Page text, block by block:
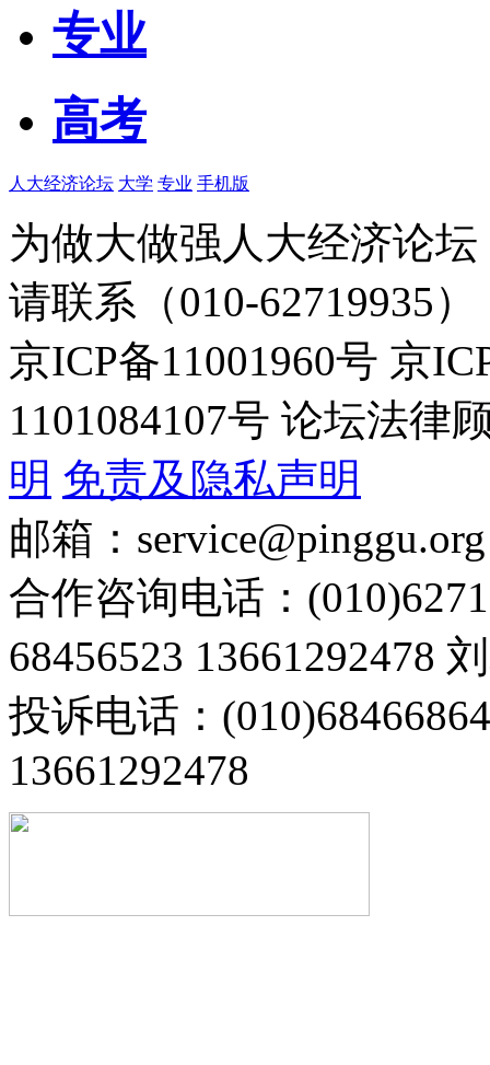
专业
高考
人大经济论坛 大学 专业 手机版
为做大做强人大经济论
请联系（010-62719935）
京ICP备11001960号 京
1101084107号 论坛法律
明 免责及隐私声明
邮箱：service@pinggu.org
合作咨询电话：
68456523 13661292478
投诉电话：
13661292478